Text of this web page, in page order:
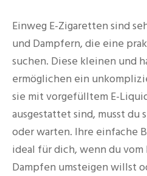
Einweg E-Zigaretten sind
und Dampfern, die eine
suchen. Diese kleinen und
ermöglichen ein
sie mit vorgefülltem E-
ausgestattet sind, musst du
oder warten. Ihre einfache
ideal für dich, wenn du vom
Dampfen umsteigen willst